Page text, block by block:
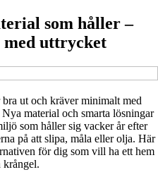
som håller –
med uttrycket
ut och kräver minimalt med
material och smarta lösningar
som håller sig vacker år efter
på att slipa, måla eller olja. Här
för dig som vill ha ett hem
krångel.